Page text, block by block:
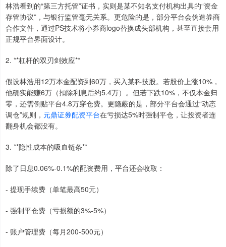
林浩看到的“第三方托管”证书，实则是某不知名支付机构出具的“资金
存管协议”，与银行监管毫无关系。更危险的是，部分平台会伪造券商
合作文件，通过PS技术将小券商logo替换成头部机构，甚至直接套用
正规平台界面设计。
2. **杠杆的双刃剑效应**
假设林浩用12万本金配资到60万，买入某科技股。若股价上涨10%，
他确实能赚6万（扣除利息后约5.4万）。但若下跌10%，不仅本金归
零，还需倒贴平台4.8万穿仓费。更隐蔽的是，部分平台会通过“动态
调仓”规则， 元鼎证券配资平台在亏损达5%时强制平仓，让投资者连
翻身机会都没有。
3. **隐性成本的吸血链条**
除了日息0.06%-0.1%的配资费用，平台还会收取：
- 提现手续费（单笔最高50元）
- 强制平仓费（亏损额的3%-5%）
- 账户管理费（每月200-500元）